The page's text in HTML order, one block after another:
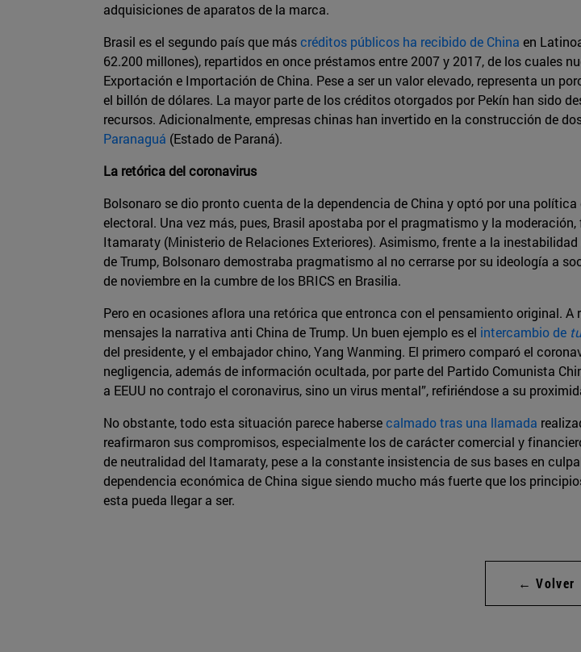
adquisiciones de aparatos de la marca.
Brasil es el segundo país que máscréditos públicos ha recibido de China en
62.200 millones), repartidos en once préstamos entre 2007 y 2017, de los cuales
Exportación e Importación de China. Pese a ser un valor elevado, representa un
el billón de dólares. La mayor parte de los créditos otorgados por Pekín han sido
recursos. Adicionalmente, empresas chinas han invertido en la construcción de
Paranaguá (Estado de Paraná).
La retórica del coronavirus
Bolsonaro se dio pronto cuenta de la dependencia de China y optó por una
electoral. Una vez más, pues, Brasil apostaba por el pragmatismo y la
Itamaraty (Ministerio de Relaciones Exteriores). Asimismo, frente a la
de Trump, Bolsonaro demostraba pragmatismo al no cerrarse por su ideología a
de noviembre en la cumbre de los BRICS en Brasilia.
Pero en ocasiones aflora una retórica que entronca con el pensamiento original.
mensajes la narrativa anti China de Trump. Un buen ejemplo es el intercambio de
del presidente, y el embajador chino, Yang Wanming. El primero comparó el
negligencia, además de información ocultada, por parte del Partido Comunista
a EEUU no contrajo el coronavirus, sino un virus mental”, refiriéndose a su
No obstante, todo esta situación parece habersecalmado tras una llamada
reafirmaron sus compromisos, especialmente los de carácter comercial y
de neutralidad del Itamaraty, pese a la constante insistencia de sus bases en
dependencia económica de China sigue siendo mucho más fuerte que los
esta pueda llegar a ser.
← Volver